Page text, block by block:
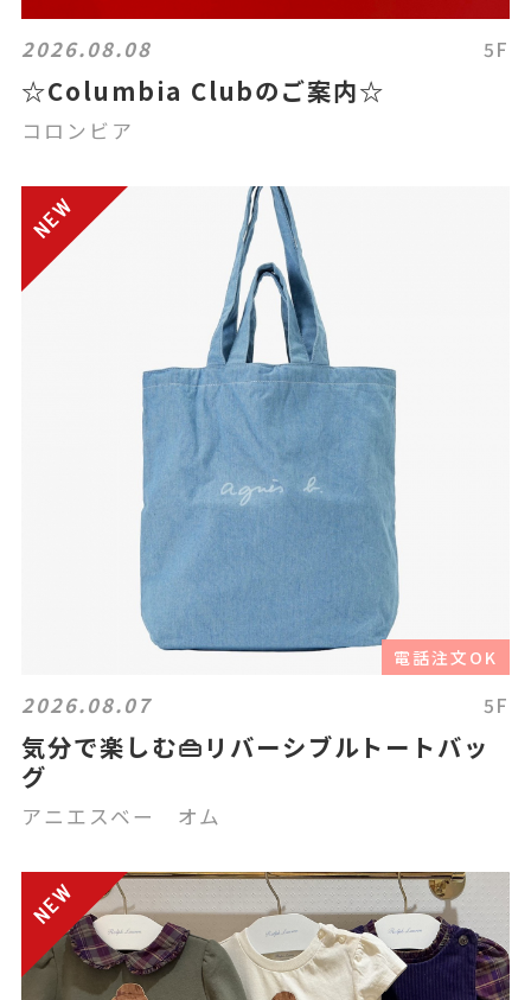
2026.08.08 5F
☆Columbia Clubのご案内☆
コロンビア
電話注文OK
2026.08.07 5F
気分で楽しむ👜リバーシブルトートバッ
グ
アニエスベー オム